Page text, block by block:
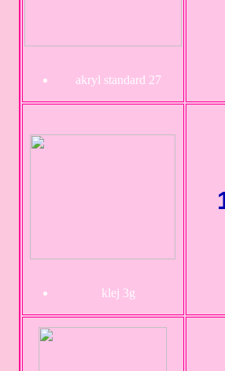
akryl standard 27
klej 3g